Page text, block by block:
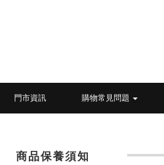
門市資訊 購物常見問題
商品保養須知